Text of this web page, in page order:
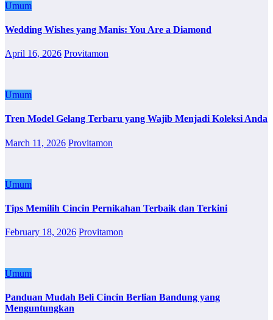
Umum
Wedding Wishes yang Manis: You Are a Diamond
April 16, 2026 Provitamon
Umum
Tren Model Gelang Terbaru yang Wajib Menjadi Koleksi Anda
March 11, 2026 Provitamon
Umum
Tips Memilih Cincin Pernikahan Terbaik dan Terkini
February 18, 2026 Provitamon
Umum
Panduan Mudah Beli Cincin Berlian Bandung yang
Menguntungkan